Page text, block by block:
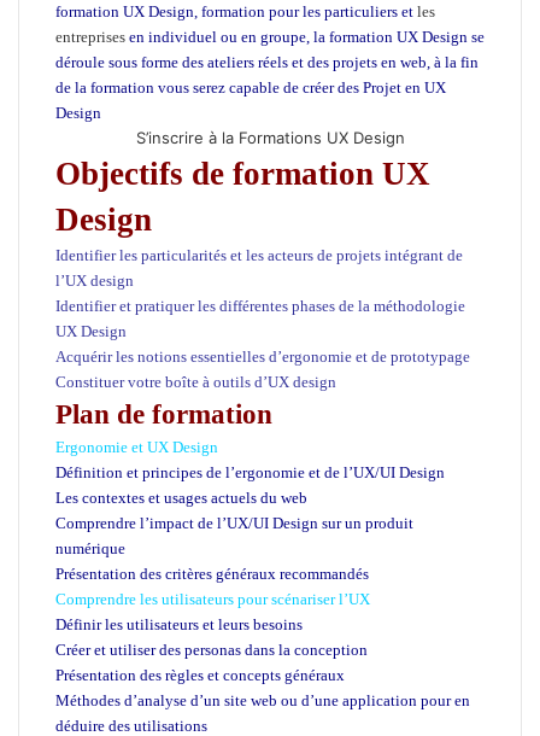
formation UX Design, formation pour les particuliers et les
entreprises en individuel ou en groupe, la formation UX Design se
déroule sous forme des ateliers réels et des projets en web, à la fin
de la formation vous serez capable de créer des Projet en UX
Design
S’inscrire à la Formations UX Design
Objectifs de formation UX
Design
Identifier les particularités et les acteurs de projets intégrant de
l’UX design
Identifier et pratiquer les différentes phases de la méthodologie
UX Design
Acquérir les notions essentielles d’ergonomie et de prototypage
Constituer votre boîte à outils d’UX design
Plan de formation
Ergonomie et UX Design
Définition et principes de l’ergonomie et de l’UX/UI Design
Les contextes et usages actuels du web
Comprendre l’impact de l’UX/UI Design sur un produit
numérique
Présentation des critères généraux recommandés
Comprendre les utilisateurs pour scénariser l’UX
Définir les utilisateurs et leurs besoins
Créer et utiliser des personas dans la conception
Présentation des règles et concepts généraux
Méthodes d’analyse d’un site web ou d’une application pour en
déduire des utilisations